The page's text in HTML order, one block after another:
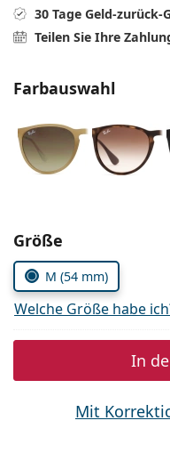
Persol
Prada
Alle Marken
30 Tage Geld-zurück-
Teilen Sie Ihre
Farbauswahl
Parameter
Größe
M (54 mm)
Welche Größe habe
In
Mit